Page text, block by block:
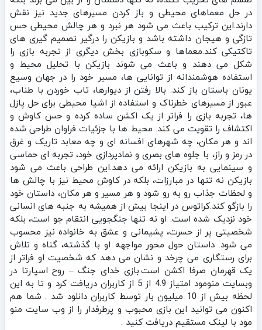
در حل معماهای محیطی و باز کردن مسیرهای جدید نیز نقش
دارند.این ترکیب باعث می‌ شود هر نبرد و هر چالش محیطی حس
تازگی و هیجان داشته باشد و بازیکن را درگیر تصمیم‌ گیری‌ های
تاکتیکی کند.معماها و سکوبازی بخش دیگری از تجربه بازی را
شکل می‌ دهند و باعث می‌ شوند بازیکن با تحلیل محیط و
استفاده هوشمندانه از توانایی‌ ها، مسیر خود را در جهان وسیع
یونان باستان باز کند. بالا رفتن از دیوارها، تاب خوردن با طناب،
عبور از مسیرهای خطرناک و استفاده از اشیا محیطی برای حل پازل‌
ها، تجربه بازی را فراتر از یک اکشن ساده کرده و حس کاوش و
اکتشاف را تقویت می‌ کند. محیط‌ ها با جزئیات فراوان طراحی شده‌
اند و هر مکان، چه شهرهای افسانه‌ ای و چه معابد تاریک و غرق
در رمز و راز، با جلوه‌ های بصری و نمادپردازی خود، تجربه‌ ای حماسی
و سینمایی به بازیکن ارائه می‌ دهد.این طراحی باعث می‌ شود
بازیکن نه تنها در مبارزات، بلکه در کاوش محیط نیز با چالش‌ ها
و لحظات جذاب رو به‌ رو شود و هر مسیر و هر مکان، داستان خود
را بازگو کند.کراتوس در اینجا بیش از همیشه به جنبه‌ های انسانی
خود نزدیک شده است. او نه تنها جنگجویی انتقام‌ جو است، بلکه
شخصیتی پر از حسرت، پشیمانی و عشق به خانواده نیز محسوب
می‌ شود. داستان حول محور مواجهه او با گذشته، گناه و تلاش
برای رستگاری می‌ چرخد و نشان می‌ دهد که شخصیت او فراتر از
یک قهرمان صرفا اکشن است.بازی خدای جنگ – روح اسپارتا در
وبسایت منومود امتیاز 4.9 از 5 از کاربران دریافت کرد و تا به این
لحظه بیش از 10 میلیون بار توسط کاربران دانلود شد . شما هم
اکنون می توانید این بازی محبوب و پرطرفدار را از وب سایت منو
مود با لینک مستقیم دریافت کنید .